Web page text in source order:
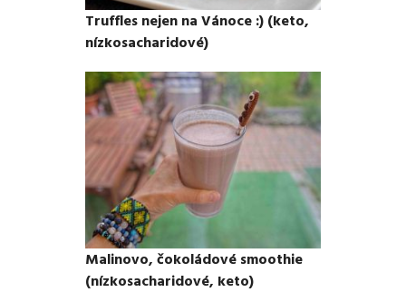
Truffles nejen na Vánoce :) (keto,
nízkosacharidové)
Malinovo, čokoládové smoothie
(nízkosacharidové, keto)